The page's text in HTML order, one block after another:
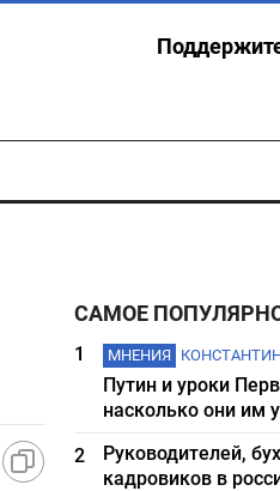
САМОЕ
1 МНЕНИЯ
Путин и уроки
насколько они им
2
Руководителей,
кадровиков в